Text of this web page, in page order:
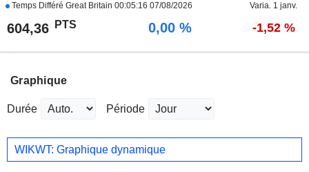
Temps Différé Great Britain 00:05:16 07/08/2026 Varia. 1 janv.
604,36 PTS 0,00 % -1,52 %
Graphique
Durée Période
WIKWT: Graphique dynamique